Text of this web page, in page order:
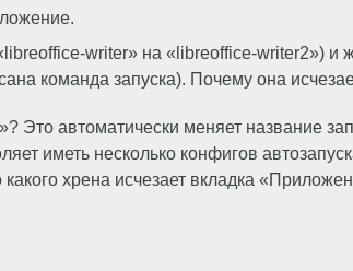
writer» на «libreoffice-writer2») и
команда запуска). Почему она
Это автоматически меняет название
иметь несколько конфигов
хрена исчезает вкладка